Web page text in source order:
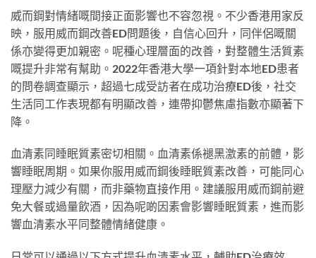
威而鋼對情緒嘅間接正面影響也不容忽視。不少香港用家反
映，服用威而鋼改善ED問題後，自信心回升，同伴侶嘅關
係亦變得更加親密。呢種心理層面的改善，對整體生活質素
嘅提升非常有幫助。2022年香港大學一項針對本地ED患者
的問卷調查顯示，超過七成受訪者在成功治療ED後，社交
生活同工作表現都有明顯改善，連帶抑鬱焦慮指數亦顯著下
降。
血清素同睡眠質素密切相關。血清素係褪黑激素的前體，影
響睡眠周期。如果你服用威而鋼後睡眠質素改善，可能同心
理壓力減少有關，而非藥物直接作用。建議服用威而鋼前避
免大餐或過量飲酒，因為呢啲因素會影響睡眠質素，進而影
響血清素水平同整體情緒健康。